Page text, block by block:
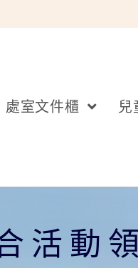
處室文件櫃 兒
活動